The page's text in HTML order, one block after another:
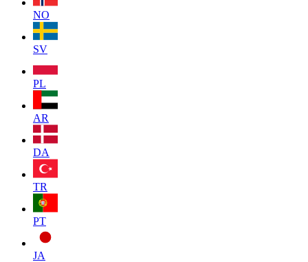
NO
SV
PL
AR
DA
TR
PT
JA